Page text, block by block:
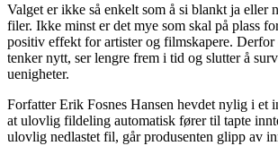
Valget er ikke så enkelt som å si blankt ja eller
filer. Ikke minst er det mye som skal på plass
positiv effekt for artister og filmskapere. Derfor
tenker nytt, ser lengre frem i tid og slutter å
uenigheter.
Forfatter Erik Fosnes Hansen hevdet nylig i et
at ulovlig fildeling automatisk fører til tapte
ulovlig nedlastet fil, går produsenten glipp av